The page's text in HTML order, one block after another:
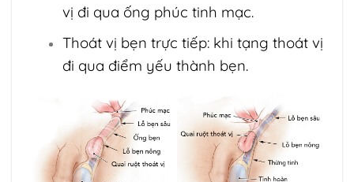
vị đi qua ống phúc tinh mạc.
Thoát vị bẹn trực tiếp: khi tạng thoát vị
đi qua điểm yếu thành bẹn.